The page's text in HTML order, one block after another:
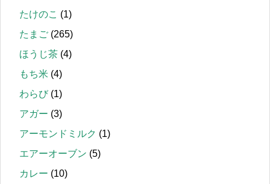
たけのこ (1)
たまご (265)
ほうじ茶 (4)
もち米 (4)
わらび(1)
アガー (3)
アーモンドミルク (1)
エアーオーブン (5)
カレー (10)